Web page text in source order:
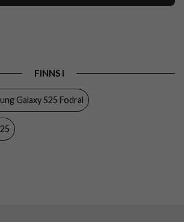
Dragkedja, Handrem, Kortfack, RFID-skydd
FINNS I
Galaxy S25 Fodral